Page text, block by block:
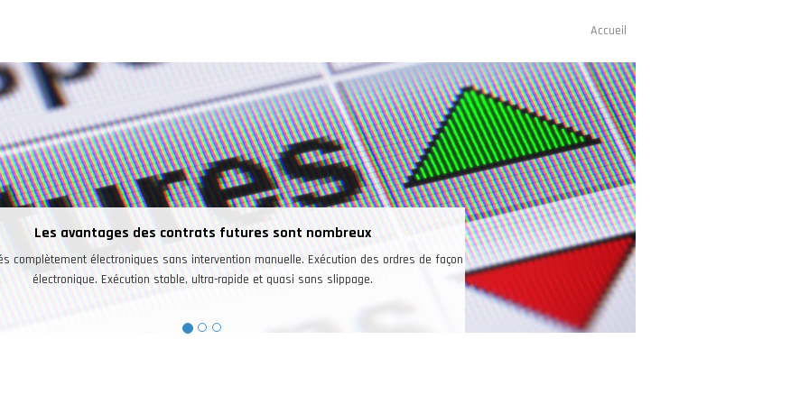
principale
Accueil
des ordres de façon
Une bonne raison pour trader
Les investisseurs peuvent trader sur un seul et même
marchés ainsi que sur le pétrole, l’or, l’argent, le